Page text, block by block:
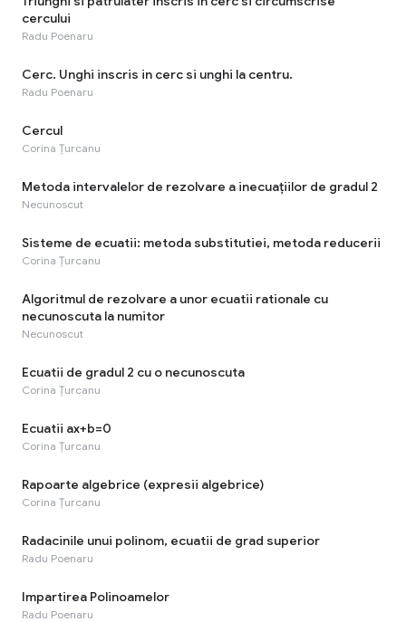
cercului
Radu Poenaru
Cerc. Unghi inscris in cerc si unghi la centru.
Radu Poenaru
Cercul
Corina Țurcanu
Metoda intervalelor de rezolvare a inecuațiilor de gradul 2
Necunoscut
Sisteme de ecuatii: metoda substitutiei, metoda reducerii
Corina Țurcanu
Algoritmul de rezolvare a unor ecuatii rationale cu
necunoscuta la numitor
Necunoscut
Ecuatii de gradul 2 cu o necunoscuta
Corina Țurcanu
Ecuatii ax+b=0
Corina Țurcanu
Rapoarte algebrice (expresii algebrice)
Corina Țurcanu
Radacinile unui polinom, ecuatii de grad superior
Radu Poenaru
Impartirea Polinoamelor
Radu Poenaru